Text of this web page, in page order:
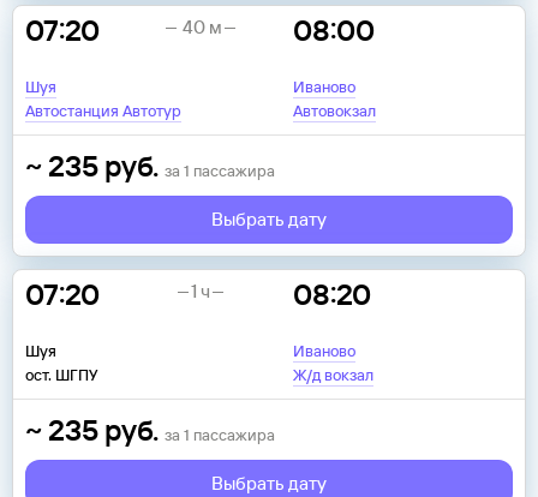
07:20
Шуя
Автостанция Автотур
08:00
Иваново
Автовокзал
40 м
~ 235 руб. за 1 пассажира
Выбрать дату
07:20
Шуя
ост. ШГПУ
08:20
Иваново
Ж/д вокзал
1 ч
~ 235 руб. за 1 пассажира
Выбрать дату